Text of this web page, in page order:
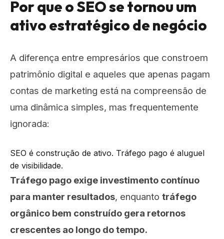
Por que o SEO se tornou um
ativo estratégico de negócio
A diferença entre empresários que constroem
patrimônio digital e aqueles que apenas pagam
contas de marketing está na compreensão de
uma dinâmica simples, mas frequentemente
ignorada:
SEO é construção de ativo. Tráfego pago é aluguel
de visibilidade.
Tráfego pago exige investimento contínuo
para manter resultados, enquanto tráfego
orgânico bem construído gera retornos
crescentes ao longo do tempo.